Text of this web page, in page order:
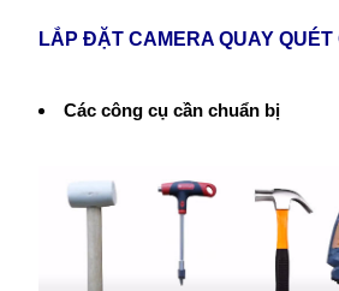
LẮP ĐẶT CAMERA QUAY QUÉT
Các công cụ cần chuẩn bị